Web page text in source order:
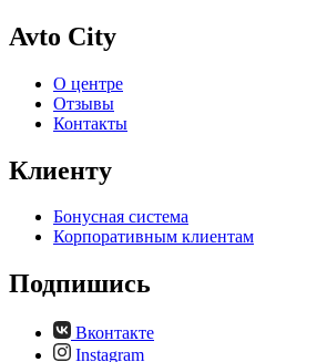
Avto City
О центре
Отзывы
Контакты
Клиенту
Бонусная система
Корпоративным клиентам
Подпишись
Вконтакте
Instagram